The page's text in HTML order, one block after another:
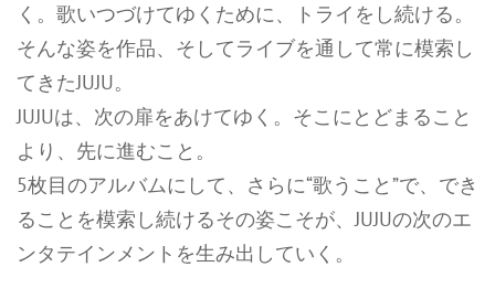
く。歌いつづけてゆくために、トライをし続ける。
そんな姿を作品、そしてライブを通して常に模索し
てきたJUJU。
JUJUは、次の扉をあけてゆく。そこにとどまること
より、先に進むこと。
5枚目のアルバムにして、さらに“歌うこと”で、でき
ることを模索し続けるその姿こそが、JUJUの次のエ
ンタテインメントを生み出していく。